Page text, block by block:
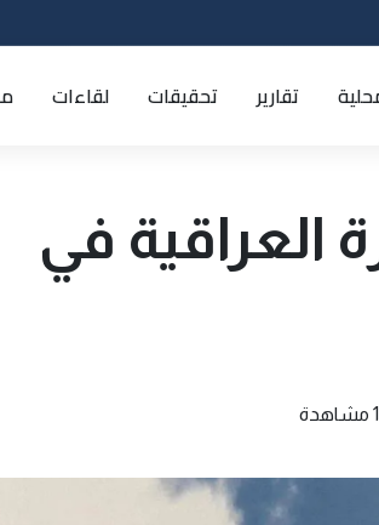
تقارير تحقيقات لقاءات
العراقية في